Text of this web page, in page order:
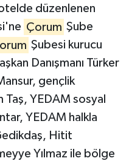
düzenlenen
Çorum Şube
Şubesi kurucu
Danışmanı Türker
gençlik
Taş, YEDAM sosyal
YEDAM halkla
Hitit
Yılmaz ile bölge